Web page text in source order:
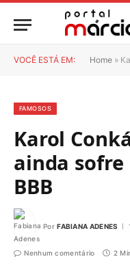
VOCÊ ESTÁ EM: Home »
FAMOSOS
Karol
ainda sofre
BBB
Por FABIANA ADENES
Nenhum comentário 2